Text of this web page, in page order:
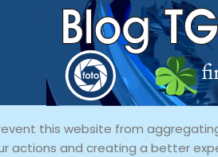
this website from
actions and creating a better